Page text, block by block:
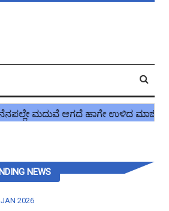
NEWS
2026